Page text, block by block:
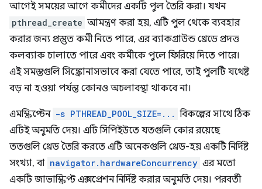
আগেই সময়ের আগে কর্মীদের একটি পুল তৈরি করা। যখন
pthread_create আমন্ত্রণ করা হয়, এটি পুল থেকে ব্যবহার
করার জন্য প্রস্তুত কর্মী নিতে পারে, এর ব্যাকগ্রাউন্ড থ্রেডে প্রদত্ত
কলব্যাক চালাতে পারে এবং কর্মীকে পুলে ফিরিয়ে দিতে পারে।
এই সমস্তগুলি সিঙ্ক্রোনাসভাবে করা যেতে পারে, তাই পুলটি যথেষ্ট
বড় না হওয়া পর্যন্ত কোনও অচলাবস্থা থাকবে না।
এমস্ক্রিপ্টেন -s PTHREAD_POOL_SIZE=... বিকল্পের সাথে ঠিক
এটিই অনুমতি দেয়। এটি সিপিইউতে যতগুলি কোর রয়েছে
ততগুলি থ্রেড তৈরি করতে এটি অনেকগুলি থ্রেড-হয় একটি নির্দিষ্ট
সংখ্যা, বা navigator.hardwareConcurrency এর মতো
একটি জাভাস্ক্রিপ্ট এক্সপ্রেশন নির্দিষ্ট করার অনুমতি দেয়। পরবর্তী